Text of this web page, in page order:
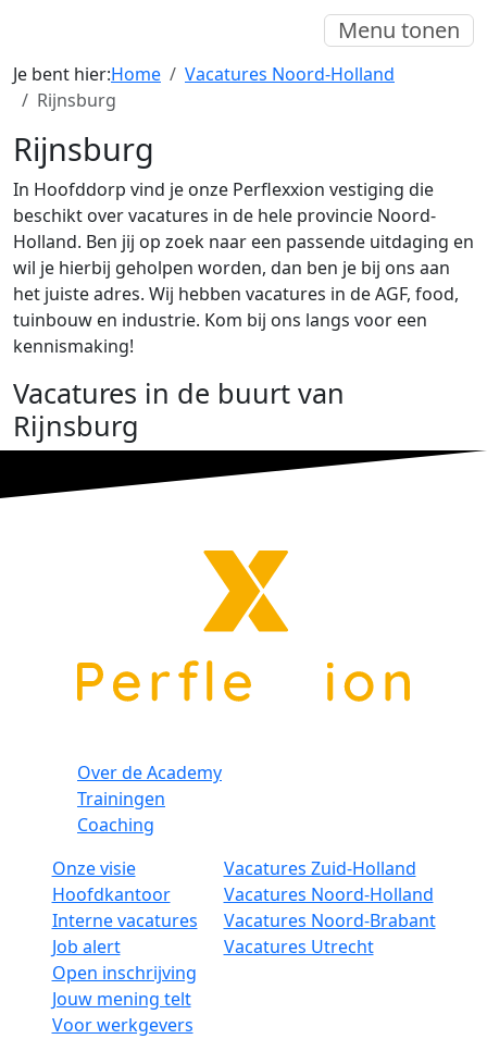
Menu tonen
Je bent hier:Home
Vacatures Noord-Holland
Rijnsburg
Rijnsburg
In Hoofddorp vind je onze Perflexxion vestiging die
beschikt over vacatures in de hele provincie Noord-
Holland. Ben jij op zoek naar een passende uitdaging en
wil je hierbij geholpen worden, dan ben je bij ons aan
het juiste adres. Wij hebben vacatures in de AGF, food,
tuinbouw en industrie. Kom bij ons langs voor een
kennismaking!
Vacatures in de buurt van
Rijnsburg
Over de Academy
Trainingen
Coaching
Onze visie
Hoofdkantoor
Interne vacatures
Job alert
Open inschrijving
Jouw mening telt
Voor werkgevers
Vacatures Zuid-Holland
Vacatures Noord-Holland
Vacatures Noord-Brabant
Vacatures Utrecht